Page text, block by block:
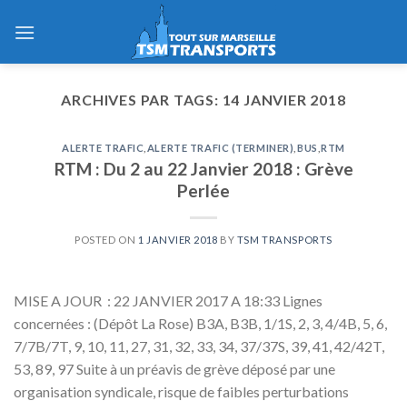
ARCHIVES PAR TAGS: 14 JANVIER 2018
ALERTE TRAFIC ALERTE TRAFIC (TERMINER) BUS ,RTM
RTM : Du 2 au 22 Janvier 2018 : Grève
Perlée
POSTED ON 1 JANVIER 2018 BY TSM TRANSPORTS
MISE A JOUR : 22 JANVIER 2017 A 18:33 Lignes
concernées : (Dépôt La Rose) B3A, B3B, 1/1S, 2, 3, 4/4B, 5, 6,
7/7B/7T, 9, 10, 11, 27, 31, 32, 33, 34, 37/37S, 39, 41, 42/42T,
53, 89, 97 Suite à un préavis de grève déposé par une
organisation syndicale, risque de faibles perturbations